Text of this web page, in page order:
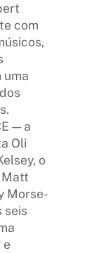
com
uma
— a
Oli
o
Morse-
seis
e